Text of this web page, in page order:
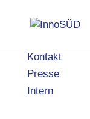
Kontakt
Presse
Intern